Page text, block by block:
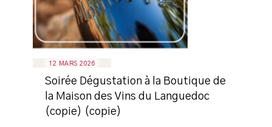
12 MARS 2026
Soirée Dégustation à la Boutique de
la Maison des Vins du Languedoc
(copie) (copie)